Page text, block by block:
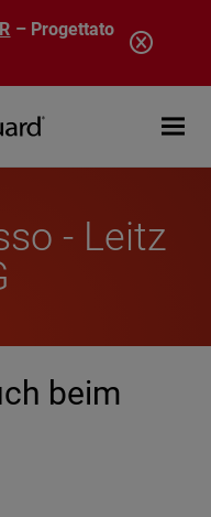
– Progettato
Open
- Leitz
beim